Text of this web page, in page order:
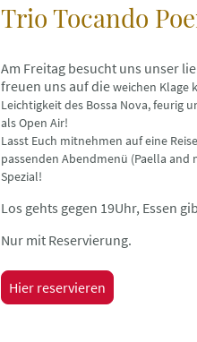
Trio Tocando
Am Freitag besucht uns unser
freuen uns auf dieweichen Klage
Leichtigkeit des Bossa Nova, feurig
als Open Air!
Lasst Euch mitnehmen auf eine
passenden Abendmenü (Paella and
Spezial!
Los gehts gegen 19Uhr, Essen
Nur mit Reservierung.
Hier reservieren